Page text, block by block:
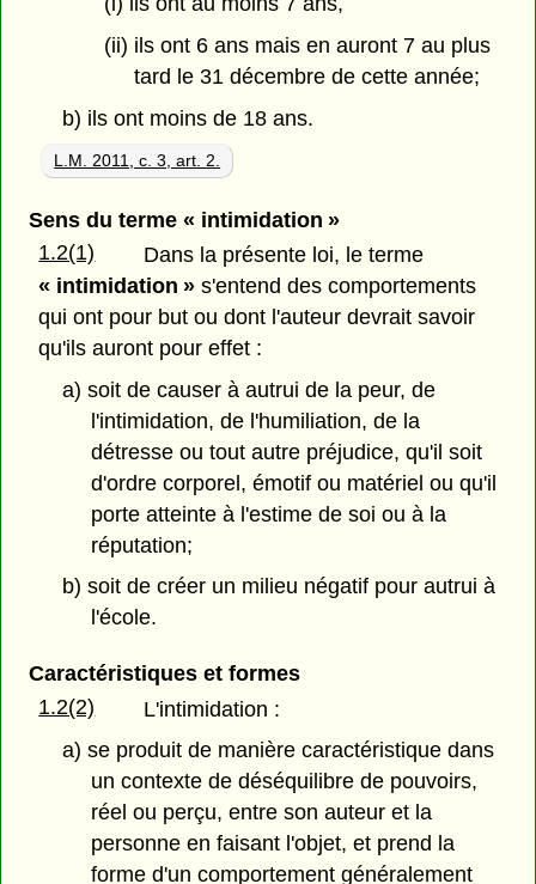
(ii) ils ont 6 ans mais en auront 7 au plus
tard le 31 décembre de cette année;
b) ils ont moins de 18 ans.
L.M. 2011, c. 3, art. 2.
Sens du terme « intimidation »
1.2(1)
Dans la présente loi, le terme
« intimidation » s'entend des comportements
qui ont pour but ou dont l'auteur devrait savoir
qu'ils auront pour effet :
a) soit de causer à autrui de la peur, de
l'intimidation, de l'humiliation, de la
détresse ou tout autre préjudice, qu'il soit
d'ordre corporel, émotif ou matériel ou qu'il
porte atteinte à l'estime de soi ou à la
réputation;
b) soit de créer un milieu négatif pour autrui à
l'école.
Caractéristiques et formes
1.2(2)
L'intimidation :
a) se produit de manière caractéristique dans
un contexte de déséquilibre de pouvoirs,
réel ou perçu, entre son auteur et la
personne en faisant l'objet, et prend la
forme d'un comportement généralement